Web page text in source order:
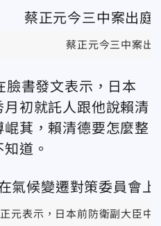
蔡正元今三中案出
臉書發文表示，日本
初就託人跟他說賴清
萁，賴清德要怎麼整
道。
元表示，日本前防衛副大臣中